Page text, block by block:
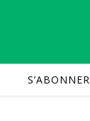
S’ABONNER